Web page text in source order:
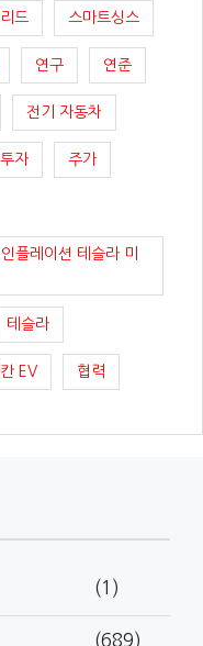
드 스마트싱스
연구 연준
전기 자동차
자 주가
플레이션 테슬라 미
테슬라
EV 협력
(1)
(689)